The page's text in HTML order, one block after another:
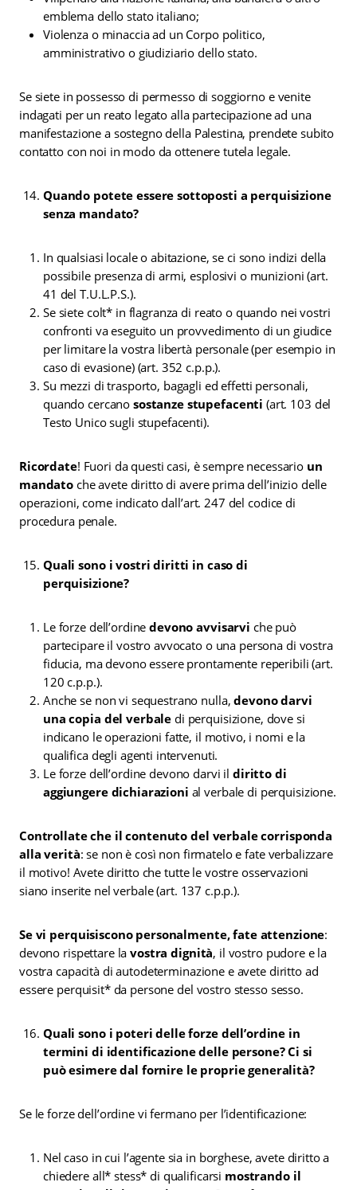
emblema dello stato italiano;
Violenza o minaccia ad un Corpo politico,
amministrativo o giudiziario dello stato.
Se siete in possesso di permesso di soggiorno e venite
indagati per un reato legato alla partecipazione ad una
manifestazione a sostegno della Palestina, prendete subito
contatto con noi in modo da ottenere tutela legale.
Quando potete essere sottoposti a perquisizione
senza mandato?
In qualsiasi locale o abitazione, se ci sono indizi della
possibile presenza di armi, esplosivi o munizioni (art.
41 del T.U.L.P.S.).
Se siete colt* in flagranza di reato o quando nei vostri
confronti va eseguito un provvedimento di un giudice
per limitare la vostra libertà personale (per esempio in
caso di evasione) (art. 352 c.p.p.).
Su mezzi di trasporto, bagagli ed effetti personali,
quando cercano sostanze stupefacenti (art. 103 del
Testo Unico sugli stupefacenti).
Ricordate! Fuori da questi casi, è sempre necessario un
mandato che avete diritto di avere prima dell’inizio delle
operazioni, come indicato dall’art. 247 del codice di
procedura penale.
Quali sono i vostri diritti in caso di
perquisizione?
Le forze dell’ordinedevono avvisarvi che può
partecipare il vostro avvocato o una persona di vostra
fiducia, ma devono essere prontamente reperibili (art.
120 c.p.p.).
Anche se non vi sequestrano nulla,devono darvi
una copia del verbale di perquisizione, dove si
indicano le operazioni fatte, il motivo, i nomi e la
qualifica degli agenti intervenuti.
Le forze dell’ordine devono darvi ildiritto di
aggiungere dichiarazioni al verbale di perquisizione.
Controllate che il contenuto del verbale corrisponda
alla verità: se non è così non firmatelo e fate verbalizzare
il motivo! Avete diritto che tutte le vostre osservazioni
siano inserite nel verbale (art. 137 c.p.p.).
Se vi perquisiscono personalmente, fate attenzione:
devono rispettare lavostra dignità, il vostro pudore e la
vostra capacità di autodeterminazione e avete diritto ad
essere perquisit* da persone del vostro stesso sesso.
Quali sono i poteri delle forze dell’ordine in
termini di identificazione delle persone? Ci si
può esimere dal fornire le proprie generalità?
Se le forze dell’ordine vi fermano per l’identificazione:
Nel caso in cui l’agente sia in borghese, avete diritto a
chiedere all* stess* di qualificarsi mostrando il